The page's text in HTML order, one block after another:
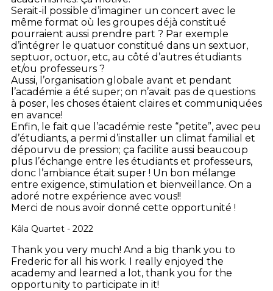
Serait-il possible d’imaginer un concert avec le
même format où les groupes déjà constitué
pourraient aussi prendre part ? Par exemple
d’intégrer le quatuor constitué dans un sextuor,
septuor, octuor, etc, au côté d’autres étudiants
et/ou professeurs ?
Aussi, l’organisation globale avant et pendant
l’académie a été super; on n’avait pas de questions
à poser, les choses étaient claires et communiquées
en avance!
Enfin, le fait que l’académie reste “petite”, avec peu
d’étudiants, a permi d’installer un climat familial et
dépourvu de pression; ça facilite aussi beaucoup
plus l’échange entre les étudiants et professeurs,
donc l’ambiance était super ! Un bon mélange
entre exigence, stimulation et bienveillance. On a
adoré notre expérience avec vous!!
Merci de nous avoir donné cette opportunité !
Kâla Quartet - 2022
Thank you very much! And a big thank you to
Frederic for all his work. I really enjoyed the
academy and learned a lot, thank you for the
opportunity to participate in it!